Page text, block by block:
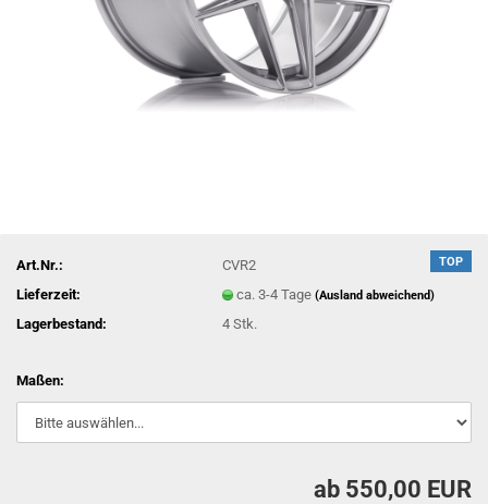
TOP
Art.Nr.:
CVR2
Lieferzeit:
ca. 3-4 Tage(Ausland abweichend)
Lagerbestand: 4Stk.
Maßen:
ab 550,00 EUR